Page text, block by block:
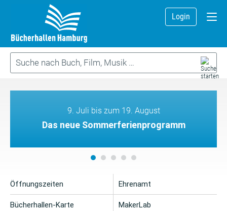
Login
9. Juli bis zum 19. August
Das neue Sommerferienprogramm
Öffnungszeiten
Bücherhallen-Karte
Ehrenamt
MakerLab